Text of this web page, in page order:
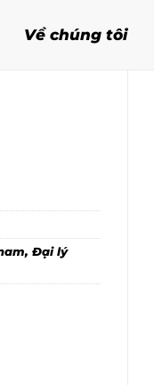
Về chúng tôi
, Đại lý